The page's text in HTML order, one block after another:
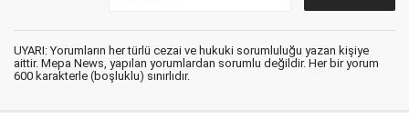
UYARI: Yorumların her türlü cezai ve hukuki sorumluluğu yazan kişiye
aittir. Mepa News, yapılan yorumlardan sorumlu değildir. Her bir yorum
600 karakterle (boşluklu) sınırlıdır.